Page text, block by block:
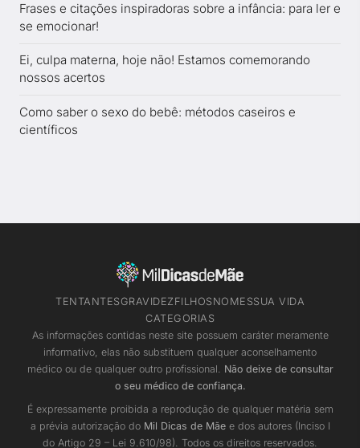
Frases e citações inspiradoras sobre a infância: para ler e
se emocionar!
Ei, culpa materna, hoje não! Estamos comemorando
nossos acertos
Como saber o sexo do bebê: métodos caseiros e
científicos
TENTANTESGRAVIDEZ FILHOSNOMESSUA VIDA
CATEGORIAS
As informações contidas neste site possuem caráter meramente
informativo, elas não substituem qualquer aconselhamento
médico ou de qualquer outro profissional. Não deixe de consultar
o seu médico de confiança.
É expressamente proibida a reprodução de qualquer matéria sem
a prévia autorização do Mil Dicas de Mãee dos autores (Inciso I
do Artigo 29 – Lei 9.610/98). Todos os direitos reservados.